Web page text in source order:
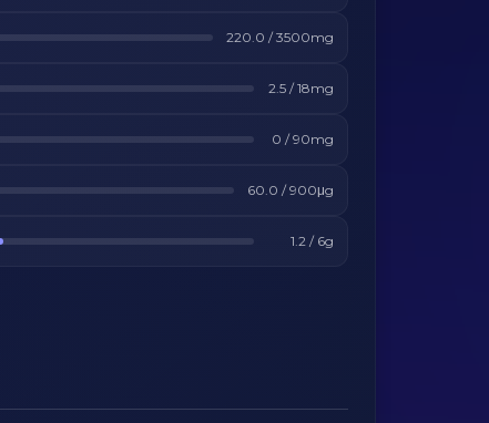
220.0 /3500mg
2.5 /18mg
0 /90mg
60.0 /900μg
1.2 / 6g